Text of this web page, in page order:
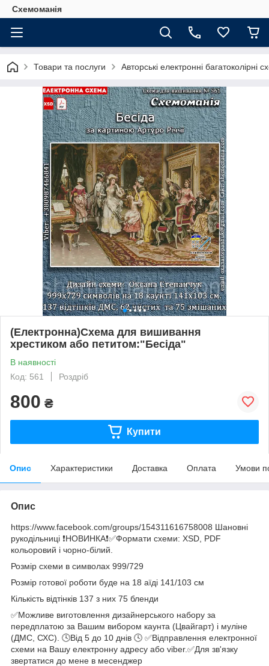
Схемоманія
Товари та послуги Авторські електронні
(Електронна)Схема для вишивання
хрестиком або петитом:"Бесіда"
В наявності
Код: 561
Роздріб
800 ₴
Купити
Опис Характеристики Доставка Оплата Умови
Опис
https://www.facebook.com/groups/154311616758008 Шановні
рукодільниці ❗️НОВИНКА❗️✅Формати схеми: XSD, PDF
кольоровий і чорно-білий.
Розмір схеми в символах 999/729
Розмір готової роботи буде на 18 аїді 141/103 см
Кількість відтінків 137 з них 75 бленди
✅Можливе виготовлення дизайнерського набору за
передплатою за Вашим вибором каунта (Цвайгарт) і муліне
(ДМС, СХС). 🕓Від 5 до 10 днів 🕓 ✅Відправлення електронної
схеми на Вашу електронну адресу або viber.✅Для зв'язку
звертатися до мене в месенджер